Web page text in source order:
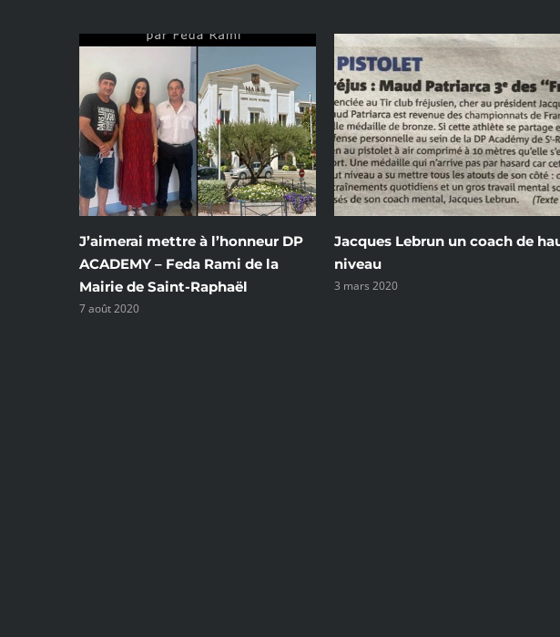
Jacques Lebrun un coach de haut
niveau
3 mars 2020
Jacques Lebrun se distingue au
19eme Hall of Fame
31 octobre 2019